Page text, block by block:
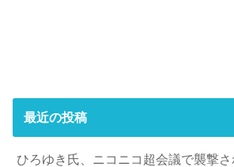
最近の投稿
ひろゆき氏、ニコニコ超会議で襲撃